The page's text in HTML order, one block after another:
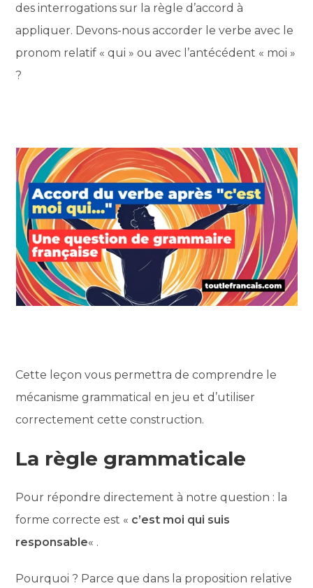
des interrogations sur la règle d’accord à
appliquer. Devons-nous accorder le verbe avec le
pronom relatif « qui » ou avec l’antécédent « moi »
?
Cette leçon vous permettra de comprendre le
mécanisme grammatical en jeu et d’utiliser
correctement cette construction.
La règle grammaticale
Pour répondre directement à notre question : la
forme correcte est « c’est moi qui suis
responsable« .
Pourquoi ? Parce que dans la proposition relative